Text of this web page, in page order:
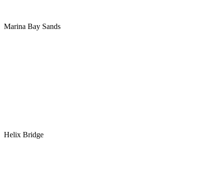
Marina Bay Sands
Helix Bridge